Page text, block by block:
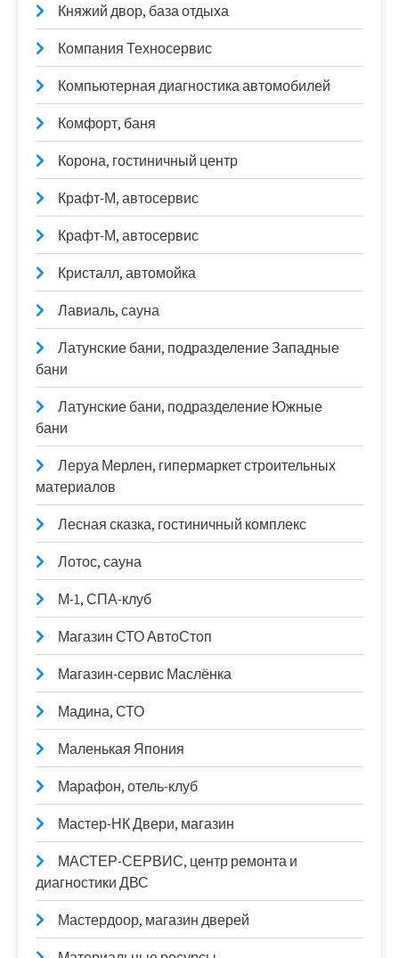
Княжий двор, база отдыха
Компания Техносервис
Компьютерная диагностика автомобилей
Комфорт, баня
Корона, гостиничный центр
Крафт-М, автосервис
Крафт-М, автосервис
Кристалл, автомойка
Лавиаль, сауна
Латунские бани, подразделение Западные
бани
Латунские бани, подразделение Южные
бани
Леруа Мерлен, гипермаркет строительных
материалов
Лесная сказка, гостиничный комплекс
Лотос, сауна
М-1, СПА-клуб
Магазин СТО АвтоСтоп
Магазин-сервис Маслёнка
Мадина, СТО
Маленькая Япония
Марафон, отель-клуб
Мастер-НК Двери, магазин
МАСТЕР-СЕРВИС, центр ремонта и
диагностики ДВС
Мастердоор, магазин дверей